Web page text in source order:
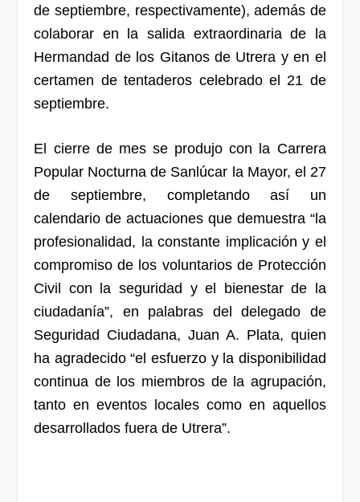
de septiembre, respectivamente), además de
colaborar en la salida extraordinaria de la
Hermandad de los Gitanos de Utrera y en el
certamen de tentaderos celebrado el 21 de
septiembre.
El cierre de mes se produjo con la Carrera
Popular Nocturna de Sanlúcar la Mayor, el 27
de septiembre, completando así un
calendario de actuaciones que demuestra “la
profesionalidad, la constante implicación y el
compromiso de los voluntarios de Protección
Civil con la seguridad y el bienestar de la
ciudadanía”, en palabras del delegado de
Seguridad Ciudadana, Juan A. Plata, quien
ha agradecido “el esfuerzo y la disponibilidad
continua de los miembros de la agrupación,
tanto en eventos locales como en aquellos
desarrollados fuera de Utrera”.